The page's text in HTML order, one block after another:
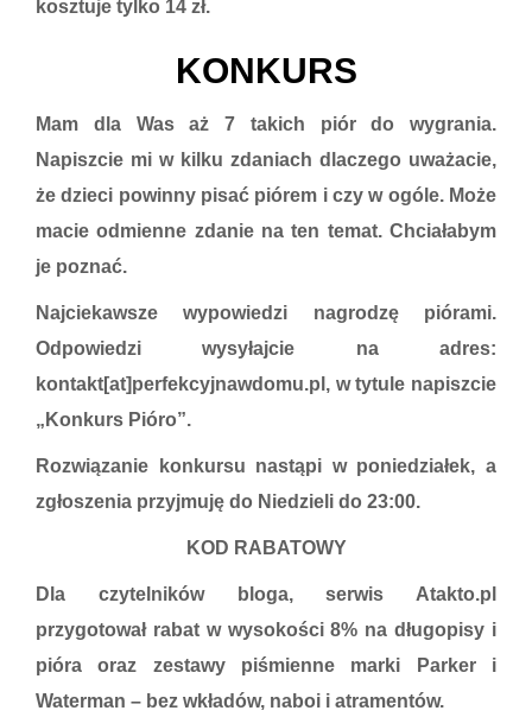
kosztuje tylko 14 zł.
KONKURS
Mam dla Was aż 7 takich piór do wygrania.
Napiszcie mi w kilku zdaniach dlaczego uważacie,
że dzieci powinny pisać piórem i czy w ogóle. Może
macie odmienne zdanie na ten temat. Chciałabym
je poznać.
Najciekawsze wypowiedzi nagrodzę piórami.
Odpowiedzi wysyłajcie na adres:
kontakt[at]perfekcyjnawdomu.pl, w tytule napiszcie
„Konkurs Pióro”.
Rozwiązanie konkursu nastąpi w poniedziałek, a
zgłoszenia przyjmuję do Niedzieli do 23:00.
KOD RABATOWY
Dla czytelników bloga, serwis Atakto.pl
przygotował rabat w wysokości 8% na długopisy i
pióra oraz zestawy piśmienne marki Parker i
Waterman – bez wkładów, naboi i atramentów.